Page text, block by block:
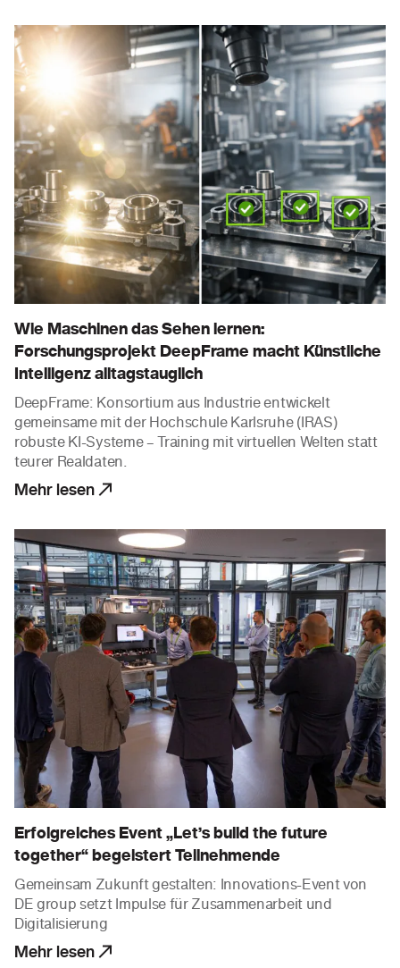
Wie Maschinen das Sehen lernen:
Forschungsprojekt DeepFrame macht Künstliche
Intelligenz alltagstauglich
DeepFrame: Konsortium aus Industrie entwickelt
gemeinsame mit der Hochschule Karlsruhe (IRAS)
robuste KI-Systeme – Training mit virtuellen Welten statt
teurer Realdaten.
Mehr lesen
Erfolgreiches Event „Let’s build the future
together“ begeistert Teilnehmende
Gemeinsam Zukunft gestalten: Innovations-Event von
DE group setzt Impulse für Zusammenarbeit und
Digitalisierung
Mehr lesen